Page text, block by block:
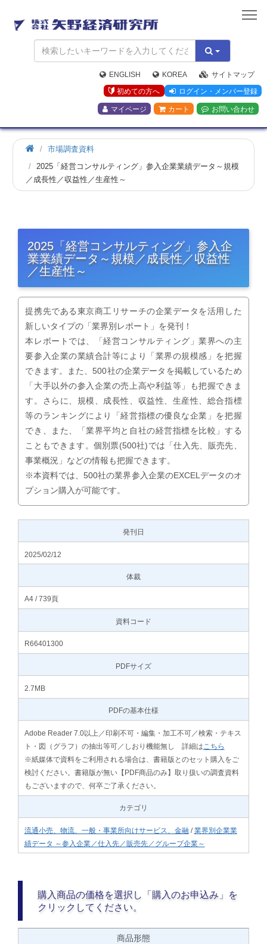
矢
野
経
済
研
究
所
ENGLISH KOREA
サイトマップ
初めての方へ
ログイン・メンバー登録
マイページ カート お問い合わせ
市場調査資料
2025「経営コンサルティング」参入企業業績データ～規模
／成長性／収益性／生産性～
2025「経営コンサルティング」参入企
業業績データ～規模／成長性／収益性
／生産性～
提携先である東京商工リサーチの企業データを活用した
新しいタイプの「業界別レポート」を発刊！
本レポートでは、「経営コンサルティング」業界への主
要参入企業の業績合計等により「業界の規模感」を把握
できます。また、500社の企業データを掲載しているため
「大手以外の参入企業の売上高や利益等」も把握できま
す。さらに、規模、成長性、収益性、生産性、総合指標
等のランキングにより「経営指標の優良な企業」を把握
でき、また、「業界平均と自社の経営指標を比較」する
こともできます。個別票(500社)では「仕入先、販売先、
事業概況」などの情報も把握できます。
※本資料では、500社の業界参入企業のEXCELデータのオ
プション購入が可能です。
発刊日
2025/02/12
体裁
A4 / 739頁
資料コード
R66401300
PDFサイズ
2.7MB
PDFの基本仕様
Adobe Reader 7.0以上／印刷不可・編集・加工不可／検索・テキス
ト・図（グラフ）の抽出等可／しおり機能無し 詳細は こちら
※紙媒体で資料をご利用される場合は、書籍版とのセット購入をご
検討ください。書籍版が無い【PDF商品のみ】取り扱いの調査資料
もございますので、何卒ご了承ください。
カテゴリ
流通小売、物流、一般・事業所向けサービス、金融 /業界別企業業
績データ ～参入企業／仕入先／販売先／グループ企業～
購入商品の価格を選択し「購入のお申込み」を
クリックしてください。
商品形態